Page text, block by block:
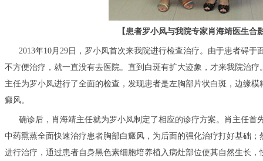
【患者罗小凤与我院专家肖海靖医生合
2013年10月29日，罗小凤首次来我院进行检查治疗。由于患者碍于
不方便治疗，就一直没有去医院。直到白斑有扩大迹象，才来我院治
主任为罗小凤进行了全面的检查，发现患者是左胸部片状白斑，边缘
癜风。
确诊后，肖海靖主任就为罗小凤制定了相应的诊疗方案。肖主任首
中药熏蒸全面快速治疗患者胸部白癜风，为后面的强化治疗打好基础；
进行治疗，通过患者自身黑色素细胞培养植入病灶部位使其自然生长